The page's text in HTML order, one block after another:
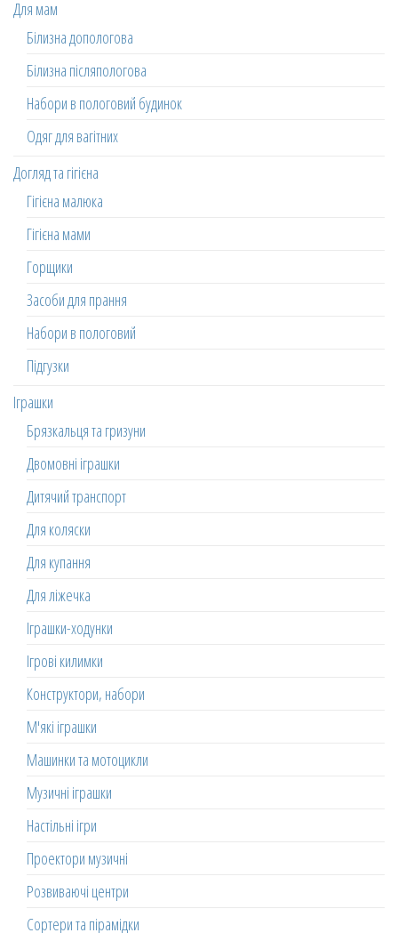
Для мам
Білизна допологова
Білизна післяпологова
Набори в пологовий будинок
Одяг для вагітних
Догляд та гігієна
Гігієна малюка
Гігієна мами
Горщики
Засоби для прання
Набори в пологовий
Підгузки
Іграшки
Брязкальця та гризуни
Двомовні іграшки
Дитячий транспорт
Для коляски
Для купання
Для ліжечка
Іграшки-ходунки
Ігрові килимки
Конструктори, набори
М'які іграшки
Машинки та мотоцикли
Музичні іграшки
Настільні ігри
Проектори музичні
Розвиваючі центри
Сортери та пірамідки